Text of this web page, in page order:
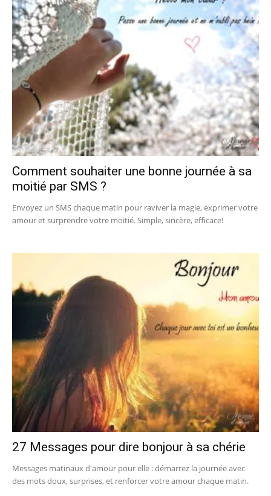
Comment souhaiter une bonne journée à sa
moitié par SMS ?
Envoyez un SMS chaque matin pour raviver la magie, exprimer votre
amour et surprendre votre moitié. Simple, sincère, efficace!
27 Messages pour dire bonjour à sa chérie
Messages matinaux d'amour pour elle : démarrez la journée avec
des mots doux, surprises, et renforcer votre amour chaque matin.